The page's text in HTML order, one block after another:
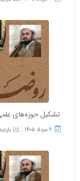
تشکیل حوزه‌های علمی
۶ مرداد ۱۴۰۵ بازدید : 76